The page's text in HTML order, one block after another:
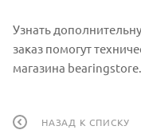
Узнать
заказ помогут
магазина
НАЗАД К СПИСКУ